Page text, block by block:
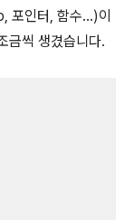
포인터, 함수...)이
금씩 생겼습니다.